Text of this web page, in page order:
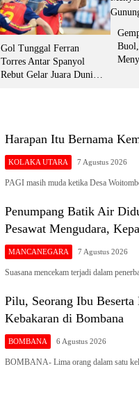
Gol Tunggal Ferran
Torres Antar Spanyol
Rebut Gelar Juara Dunia
Harapan Itu Bernama
KOLAKA UTARA 7 Agustus 2026
PAGI masih muda ketika Desa
Penumpang Batik Air
Pesawat Mengudara,
MANCANEGARA 7 Agustus 2026
Suasana mencekam terjadi dalam
Pilu, Seorang Ibu
Kebakaran di Bombana
BOMBANA 6 Agustus 2026
BOMBANA- Lima orang dalam satu